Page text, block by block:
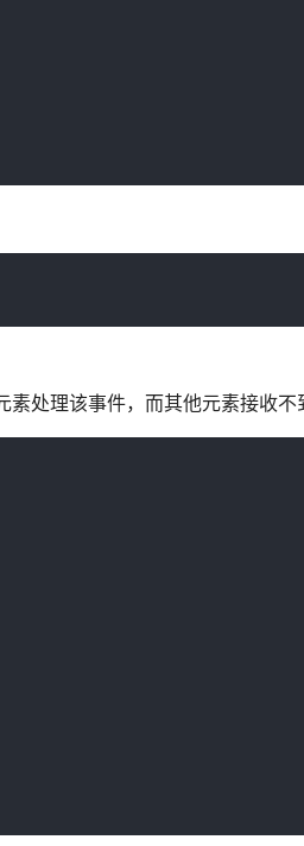
处理该事件，而其他元素接收不